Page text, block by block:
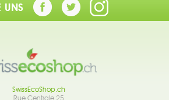
UNS
SwissEcoShop.ch
Rue Centrale 25